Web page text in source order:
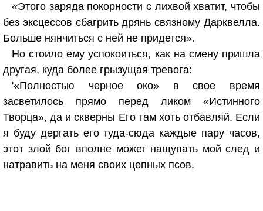
«Этого заряда покорности с лихвой хватит, чтобы
без эксцессов сбагрить дрянь связному Дарквелла.
Больше нянчиться с ней не придется».
Но стоило ему успокоиться, как на смену пришла
другая, куда более грызущая тревога:
'«Полностью черное око» в свое время
засветилось прямо перед ликом «Истинного
Творца», да и скверны Его там хоть отбавляй. Если
я буду дергать его туда-сюда каждые пару часов,
этот злой бог вполне может нащупать мой след и
натравить на меня своих цепных псов.